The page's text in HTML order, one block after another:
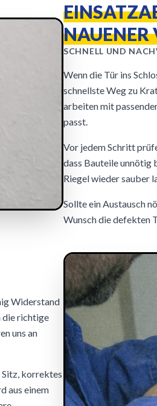
NAUENER
SCHNELL UND
Wenn die Tür ins
schnellste Weg zu
arbeiten mit
passt.
Vor jedem Schritt
dass Bauteile unnötig
Riegel wieder sauber
Sollte ein Austausch
Wunsch die defekten
Widerstand
die richtige
uns an
korrektes
aus einem